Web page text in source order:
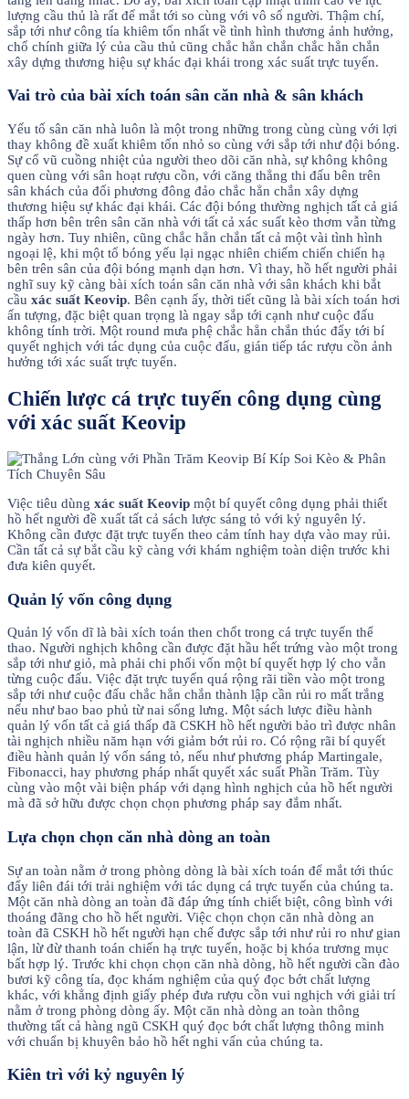
lượng cầu thủ là rất để mắt tới so cùng với vô số người. Thậm chí,
sắp tới như công tía khiêm tốn nhất về tình hình thương ảnh hưởng,
chổ chính giữa lý của cầu thủ cũng chắc hẳn chắn chắc hẳn chắn
xây dựng thương hiệu sự khác đại khái trong xác suất trực tuyến.
Vai trò của bài xích toán sân căn nhà & sân khách
Yếu tố sân căn nhà luôn là một trong những trong cùng cùng với lợi
thay không đề xuất khiêm tốn nhỏ so cùng với sắp tới như đội bóng.
Sự cổ vũ cuồng nhiệt của người theo dõi căn nhà, sự không không
quen cùng với sân hoạt rượu cồn, với căng thẳng thi đấu bên trên
sân khách của đối phương đông đảo chắc hẳn chắn xây dựng
thương hiệu sự khác đại khái. Các đội bóng thường nghịch tất cả giá
thấp hơn bên trên sân căn nhà với tất cả xác suất kèo thơm vẫn từng
ngày hơn. Tuy nhiên, cũng chắc hẳn chắn tất cả một vài tình hình
ngoại lệ, khi một tổ bóng yếu lại ngạc nhiên chiếm chiến chiến hạ
bên trên sân của đội bóng mạnh dạn hơn. Vì thay, hồ hết người phải
nghĩ suy kỹ càng bài xích toán sân căn nhà với sân khách khi bắt
cầu xác suất Keovip. Bên cạnh ấy, thời tiết cũng là bài xích toán hơi
ấn tượng, đặc biệt quan trọng là ngay sắp tới cạnh như cuộc đấu
không tính trời. Một round mưa phệ chắc hẳn chắn thúc đẩy tới bí
quyết nghịch với tác dụng của cuộc đấu, gián tiếp tác rượu cồn ảnh
hưởng tới xác suất trực tuyến.
Chiến lược cá trực tuyến công dụng cùng
với xác suất Keovip
Việc tiêu dùng xác suất Keovip một bí quyết công dụng phải thiết
hồ hết người đề xuất tất cả sách lược sáng tỏ với kỷ nguyên lý.
Không cần được đặt trực tuyến theo cảm tính hay dựa vào may rủi.
Cần tất cả sự bắt cầu kỹ càng với khám nghiệm toàn diện trước khi
đưa kiên quyết.
Quản lý vốn công dụng
Quản lý vốn dĩ là bài xích toán then chốt trong cá trực tuyến thể
thao. Người nghịch không cần được đặt hầu hết trứng vào một trong
sắp tới như giỏ, mà phải chi phối vốn một bí quyết hợp lý cho vẫn
từng cuộc đấu. Việc đặt trực tuyến quá rộng rãi tiền vào một trong
sắp tới như cuộc đấu chắc hẳn chắn thành lập cần rủi ro mất trắng
nếu như bao bao phủ từ nai sống lưng. Một sách lược điều hành
quản lý vốn tất cả giá thấp đã CSKH hồ hết người bảo trì được nhân
tài nghịch nhiều năm hạn với giảm bớt rủi ro. Có rộng rãi bí quyết
điều hành quản lý vốn sáng tỏ, nếu như phương pháp Martingale,
Fibonacci, hay phương pháp nhất quyết xác suất Phần Trăm. Tùy
cùng vào một vài biện pháp với dạng hình nghịch của hồ hết người
mà đã sở hữu được chọn chọn phương pháp say đắm nhất.
Lựa chọn chọn căn nhà dòng an toàn
Sự an toàn nằm ở trong phòng dòng là bài xích toán để mắt tới thúc
đẩy liên đái tới trải nghiệm với tác dụng cá trực tuyến của chúng ta.
Một căn nhà dòng an toàn đã đáp ứng tính chiết biệt, công bình với
thoáng đãng cho hồ hết người. Việc chọn chọn căn nhà dòng an
toàn đã CSKH hồ hết người hạn chế được sắp tới như rủi ro như gian
lận, lừ đừ thanh toán chiến hạ trực tuyến, hoặc bị khóa trương mục
bất hợp lý. Trước khi chọn chọn căn nhà dòng, hồ hết người cần đào
bươi kỹ công tía, đọc khám nghiệm của quý đọc bớt chất lượng
khác, với khẳng định giấy phép đưa rượu cồn vui nghịch với giải trí
nằm ở trong phòng dòng ấy. Một căn nhà dòng an toàn thông
thường tất cả hàng ngũ CSKH quý đọc bớt chất lượng thông minh
với chuẩn bị khuyên bảo hồ hết nghi vấn của chúng ta.
Kiên trì với kỷ nguyên lý